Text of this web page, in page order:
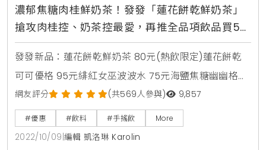
濃郁焦糖肉桂鮮奶茶！發發「蓮花餅乾鮮奶茶」
搶攻肉桂控、奶茶控最愛，再推全品項飲品買5送
1
發發新品：蓮花餅乾鮮奶茶 80元(熱飲限定)蓮花餅乾
可可優格 95元緋紅女巫波波水 75元海鹽焦糖幽幽格
95元優惠活動10/10～10/15 雙十好事連發，發發全品項
飲品買5送1。
網友評分 (共569人參與) 9,857
#優惠 #飲料 #手搖飲 More
2022/10/09 編輯 凱洛琳 Karolin